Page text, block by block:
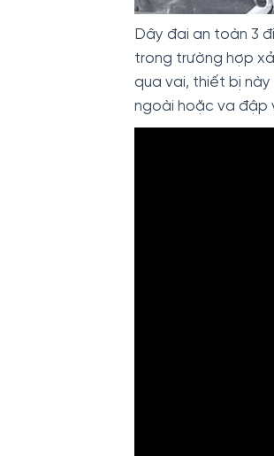
Dây đai an toàn 3
trong trường hợp
qua vai, thiết bị
ngoài hoặc va đập